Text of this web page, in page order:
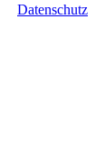
Daten­schutz